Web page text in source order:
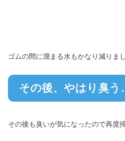
ゴムの間に溜まる水もかなり減りま
その後、やはり臭
その後も臭いが気になったので再度